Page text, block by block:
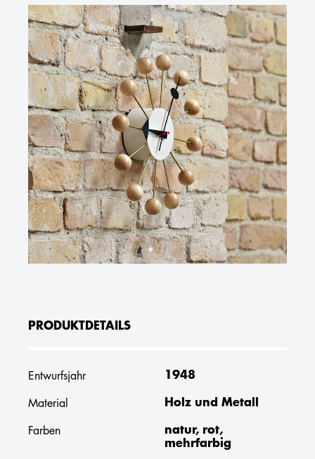
PRODUKTDETAILS
Entwurfsjahr 1948
Material Holz und Metall
Farben
natur, rot,
mehrfarbig